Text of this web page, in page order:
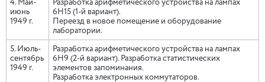
4. Май-
июнь
1949 г.
Разработка арифметического устройства на лампах
6Н15 (1-й вариант).
Переезд в новое помещение и оборудование
лаборатории.
5. Июль-
сентябрь
1949 г.
Разработка арифметического устройства на лампах
6Н9 (2-й вариант). Разработка статистических
элементов запоминания.
Разработка электронных коммутаторов.